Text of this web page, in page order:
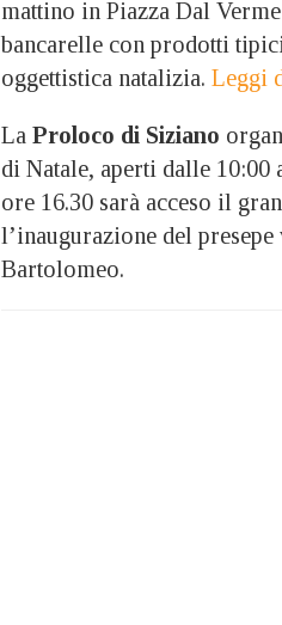
mattino in Piazza Dal
bancarelle con prodotti
oggettistica natalizia. Leggi
La Proloco di Siziano
di Natale, aperti dalle 10:00
ore 16.30 sarà acceso il
l’inaugurazione del
Bartolomeo.